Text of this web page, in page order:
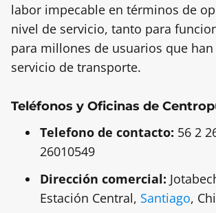
labor impecable en términos de
nivel de servicio, tanto para
para millones de usuarios que
servicio de transporte.
Teléfonos y Oficinas de
Telefono de contacto: 56 2
26010549
Dirección comercial:
Estación Central, Santiago,